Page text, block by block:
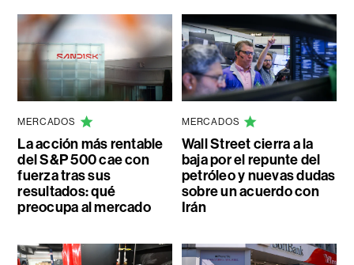
MERCADOS
La acción más rentable
del S&P 500 cae con
fuerza tras sus
resultados: qué
preocupa al mercado
MERCADOS
Wall Street cierra a la
baja por el repunte del
petróleo y nuevas dudas
sobre un acuerdo con
Irán